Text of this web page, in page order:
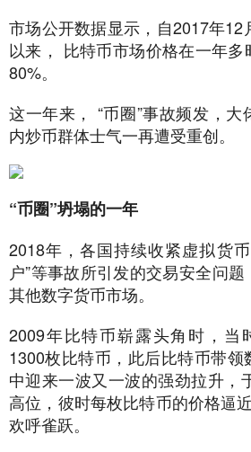
市场公开数据显示，自2017年12
以来， 比特币市场价格在一年
80%。
这一年来， “币圈”事故频发，大
内炒币群体士气一再遭受重创。
“币圈”坍塌的一年
2018年，各国持续收紧虚拟货
户”等事故所引发的交易安全问
其他数字货币市场。
2009年比特币崭露头角时，当
1300枚比特币，此后比特币带
中迎来一波又一波的强劲拉升，
高位，彼时每枚比特币的价格逼
欢呼雀跃。